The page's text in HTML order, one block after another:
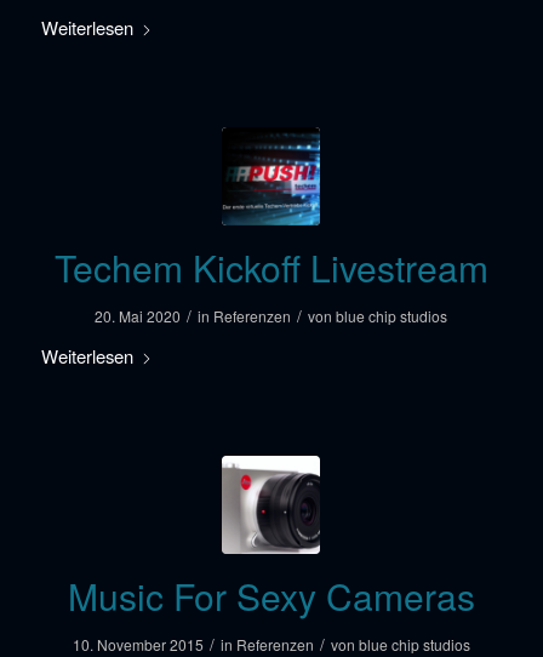
Weiterlesen
Techem Kickoff Livestream
20. Mai 2020 / in Referenzen / vonblue chip studios
Weiterlesen
Music For Sexy Cameras
10. November 2015 / in Referenzen / von blue chip studios